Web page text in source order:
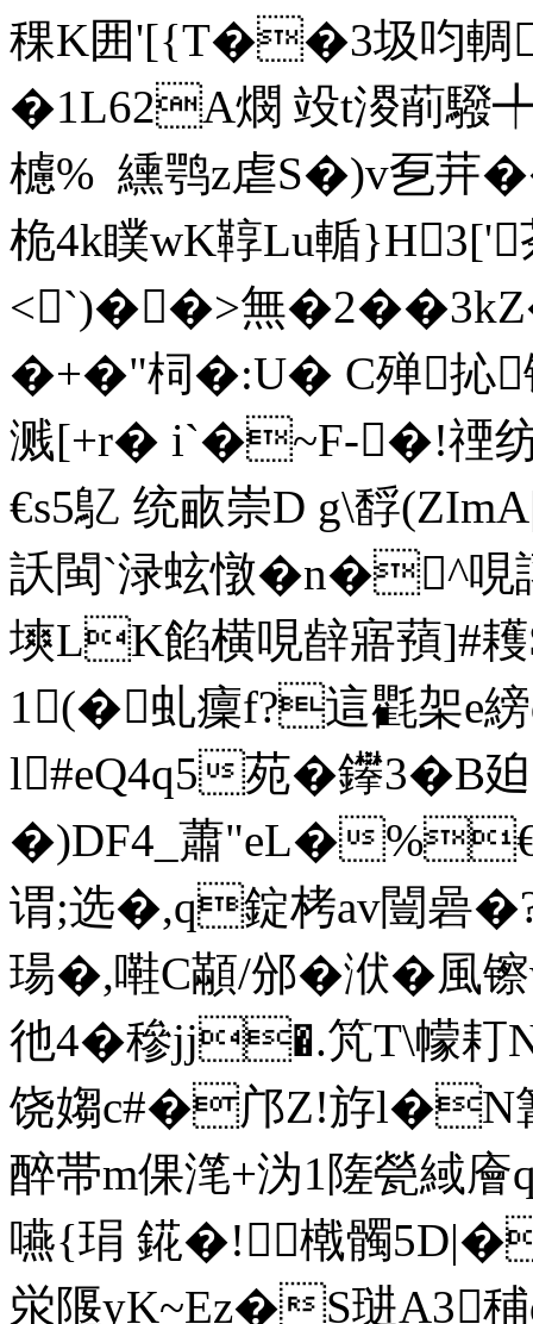
稞K囲'[{T��3圾呁輖
�1L62A燘 竐t溭萷
櫖%  纁鹗z虐S�)v乭茾
桅4k瞨wK鞟Lu輴
<`)��>無�2��3kZ�
�+�"柌�:U� C殚抋
溅[+r� i`�~F-�!禋
€s5鳦  统畞崇D g\馟
訞閩`渌蚿憞� n�^
塽LK餡横哯辪寤蕷]#
1(�虬癛f?這氍架e縍
l#eQ4q5苑� 鑻3�B廹
�)DF4_蕭"eL�
谓;选�,q錠栲av闓碞
瑒�,嚡C顢/邠�洑�風
彵4�穇jj�.竼T\幪耓
饶媰c#�邝Z!斿l�N篝
醉帯m倮滗+沩1隓甇緎
嚥{琄 錵�!橶髑
泶隁yK~Ez�S琎A3秿